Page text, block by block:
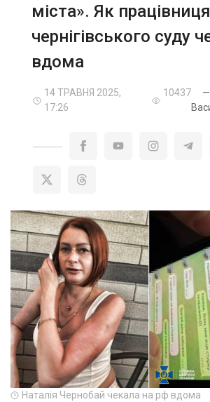
міста». Як працівниця
чернігівського суду
вдома
14 ТРАВНЯ 2025,
17:26
10437
—
Наталія Чернобай чекала на рф вдома